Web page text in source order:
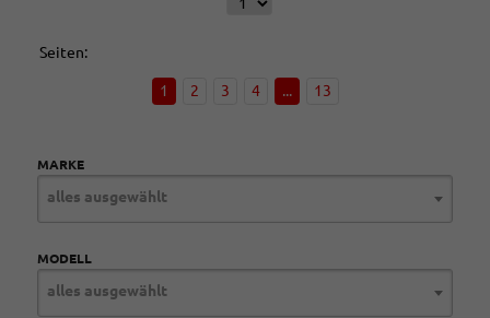
Seiten:
1 2 3 4 ... 13
MARKE
alles ausgewählt
MODELL
alles ausgewählt